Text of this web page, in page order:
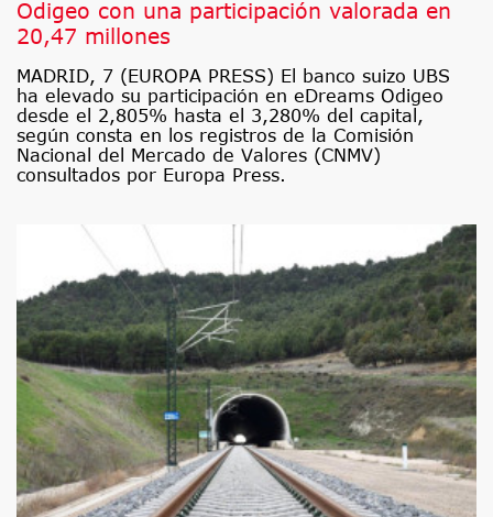
Odigeo con una participación valorada en
20,47 millones
MADRID, 7 (EUROPA PRESS) El banco suizo UBS
ha elevado su participación en eDreams Odigeo
desde el 2,805% hasta el 3,280% del capital,
según consta en los registros de la Comisión
Nacional del Mercado de Valores (CNMV)
consultados por Europa Press.